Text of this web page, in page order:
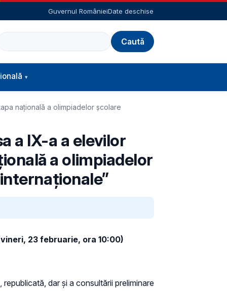
Guvernul RomânieiDate deschise
națională a olimpiadelor școlare
a IX-a a elevilor
a olimpiadelor
23 februarie, ora 10:00)
dar și a consultării preliminare